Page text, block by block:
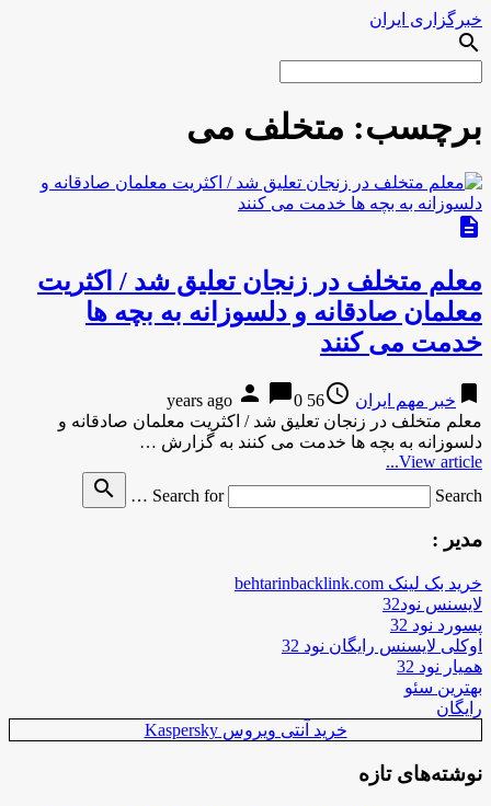
خبرگزاری ایران
search
برچسب: متخلف می
description
معلم متخلف در زنجان تعلیق شد / اکثریت
معلمان صادقانه و دلسوزانه به بچه ها
خدمت می کنند
bookmark خبر مهم ایران access_time
56 years ago
person chat_bubble0
معلم متخلف در زنجان تعلیق شد / اکثریت معلمان صادقانه و
دلسوزانه به بچه ها خدمت می کنند به گزارش …
View article...
Search for
Search …
search
مدیر :
خرید بک لینک behtarinbacklink.com
لایسنس نود32
پسورد نود 32
اوکلی لایسنس رایگان نود 32
همیار نود 32
بهترین سئو
رایگان
خرید آنتی ویروس Kaspersky
نوشته‌های تازه